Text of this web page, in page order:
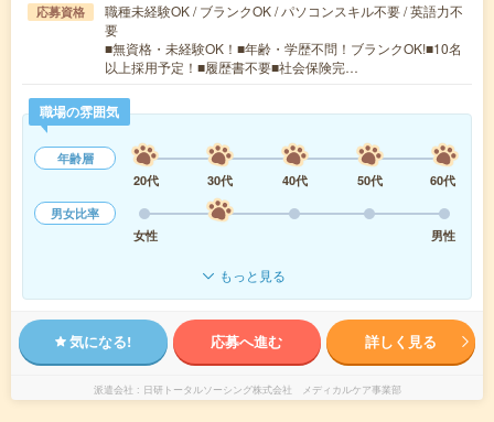
応募資格
職種未経験OK / ブランクOK / パソコンスキル不要 / 英語力不
要
■無資格・未経験OK！■年齢・学歴不問！ブランクOK!■10名
以上採用予定！■履歴書不要■社会保険完…
職場の雰囲気
年齢層
20代
30代 40代 50代
60代
男女比率
女性
男性
もっと見る
気になる! 応募へ進む 詳しく見る
派遣会社 日研トータルソーシング株式会社 メディカルケア事業部